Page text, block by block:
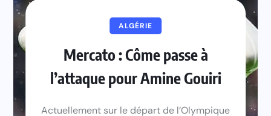
ALGÉRIE
Mercato : Côme passe à
l’attaque pour Amine Gouiri
Actuellement sur le départ de l’Olympique